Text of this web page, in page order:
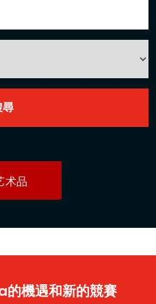
术品
機遇和新的競賽